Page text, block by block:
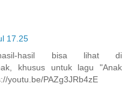
17.25
hasil bisa lihat di
khusus untuk lagu "Anak
youtu.be/PAZg3JRb4zE